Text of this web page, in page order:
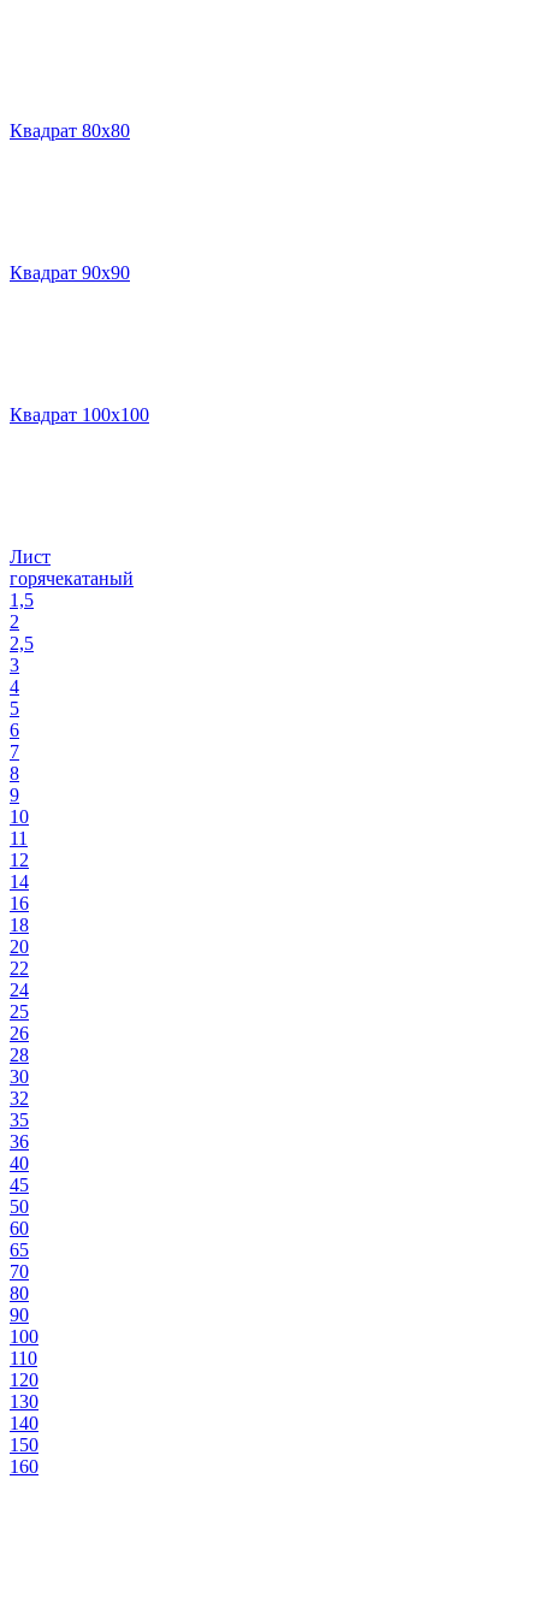
Квадрат 80х80
Квадрат 90х90
Квадрат 100х100
Лист
горячекатаный
1,5
2
2,5
3
4
5
6
7
8
9
10
11
12
14
16
18
20
22
24
25
26
28
30
32
35
36
40
45
50
60
65
70
80
90
100
110
120
130
140
150
160